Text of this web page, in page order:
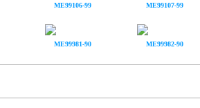
ME99106-99 ME99107-99
ME99981-90 ME99982-90